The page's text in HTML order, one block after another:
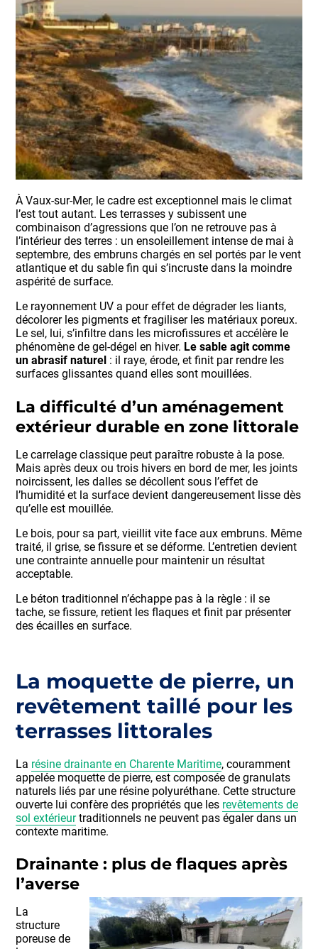
À Vaux-sur-Mer, le cadre est exceptionnel mais le climat
l’est tout autant. Les terrasses y subissent une
combinaison d’agressions que l’on ne retrouve pas à
l’intérieur des terres : un ensoleillement intense de mai à
septembre, des embruns chargés en sel portés par le vent
atlantique et du sable fin qui s’incruste dans la moindre
aspérité de surface.
Le rayonnement UV a pour effet de dégrader les liants,
décolorer les pigments et fragiliser les matériaux poreux.
Le sel, lui, s’infiltre dans les microfissures et accélère le
phénomène de gel-dégel en hiver. Le sable agit comme
un abrasif naturel : il raye, érode, et finit par rendre les
surfaces glissantes quand elles sont mouillées.
La difficulté d’un aménagement
extérieur durable en zone littorale
Le carrelage classique peut paraître robuste à la pose.
Mais après deux ou trois hivers en bord de mer, les joints
noircissent, les dalles se décollent sous l’effet de
l’humidité et la surface devient dangereusement lisse dès
qu’elle est mouillée.
Le bois, pour sa part, vieillit vite face aux embruns. Même
traité, il grise, se fissure et se déforme. L’entretien devient
une contrainte annuelle pour maintenir un résultat
acceptable.
Le béton traditionnel n’échappe pas à la règle : il se
tache, se fissure, retient les flaques et finit par présenter
des écailles en surface.
La moquette de pierre, un
revêtement taillé pour les
terrasses littorales
La résine drainante en Charente Maritime, couramment
appelée moquette de pierre, est composée de granulats
naturels liés par une résine polyuréthane. Cette structure
ouverte lui confère des propriétés que les revêtements de
sol extérieurtraditionnels ne peuvent pas égaler dans un
contexte maritime.
Drainante : plus de flaques après
l’averse
La
structure
poreuse de